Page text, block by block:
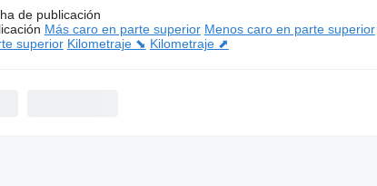
Toyota furgones
de publicación
Más caro en parte superior Menos caro en parte superior
superior Kilometraje ⬊ Kilometraje ⬈